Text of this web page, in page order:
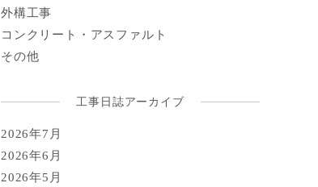
外構工事
コンクリート・アスファルト
その他
工事日誌アーカイブ
2026年7月
2026年6月
2026年5月